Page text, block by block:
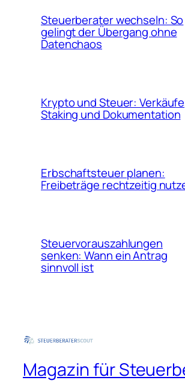
Steuerberater wechseln: So
gelingt der Übergang ohne
Datenchaos
Krypto und Steuer:
Staking und Dokumentation
Erbschaftsteuer planen:
Freibeträge rechtzeitig
Steuervorauszahlungen
senken: Wann ein Antrag
sinnvoll ist
Magazin für